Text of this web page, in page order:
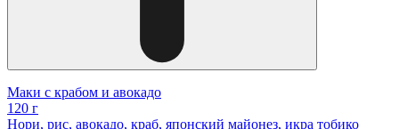
Маки с крабом и авокадо
120 г
Нори, рис, авокадо, краб, японский майонез, икра тобико